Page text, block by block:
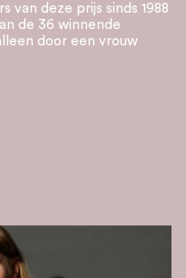
van deze prijs sinds 1988
de 36 winnende
door een vrouw